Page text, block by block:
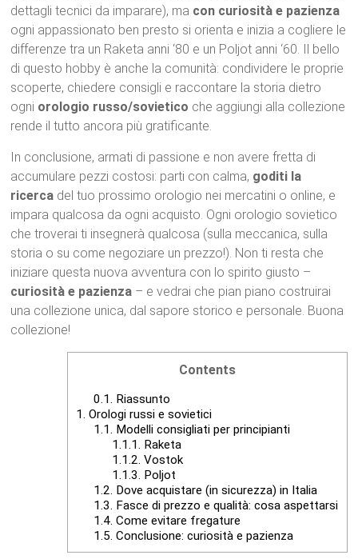
dettagli tecnici da imparare), ma con curiosità e pazienza
ogni appassionato ben presto si orienta e inizia a cogliere le
differenze tra un Raketa anni ‘80 e un Poljot anni ‘60. Il bello
di questo hobby è anche la comunità: condividere le proprie
scoperte, chiedere consigli e raccontare la storia dietro
ogni orologio russo/sovietico che aggiungi alla collezione
rende il tutto ancora più gratificante.
In conclusione, armati di passione e non avere fretta di
accumulare pezzi costosi: parti con calma, goditi la
ricerca del tuo prossimo orologio nei mercatini o online, e
impara qualcosa da ogni acquisto. Ogni orologio sovietico
che troverai ti insegnerà qualcosa (sulla meccanica, sulla
storia o su come negoziare un prezzo!). Non ti resta che
iniziare questa nuova avventura con lo spirito giusto –
curiosità e pazienza – e vedrai che pian piano costruirai
una collezione unica, dal sapore storico e personale. Buona
collezione!
Contents
0.1. Riassunto
1. Orologi russi e sovietici
1.1. Modelli consigliati per principianti
1.1.1. Raketa
1.1.2. Vostok
1.1.3. Poljot
1.2. Dove acquistare (in sicurezza) in Italia
1.3. Fasce di prezzo e qualità: cosa aspettarsi
1.4. Come evitare fregature
1.5. Conclusione: curiosità e pazienza